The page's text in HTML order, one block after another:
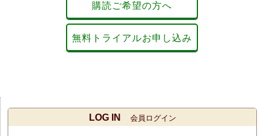
購読ご希望の方へ
無料トライアルお申し込み
LOG IN 会員ログイン